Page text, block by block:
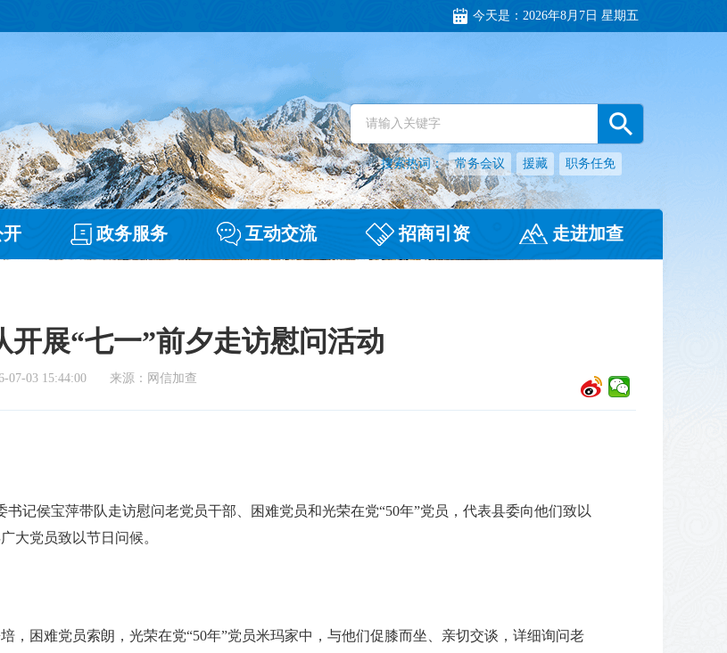
今天是： 2026年8月7日 星期五
搜索热词： 常务会议 援藏 职务任免
政务服务 互动交流 招商引资 走进加查
开展“七一”前夕走访慰问活动
07-03 15:44:00 来源：网信加查
记侯宝萍带队走访慰问老党员干部、困难党员和光荣在党“50年”党员，代表县委向他们致以
大党员致以节日问候。
，困难党员索朗，光荣在党“50年”党员米玛家中，与他们促膝而坐、亲切交谈，详细询问老